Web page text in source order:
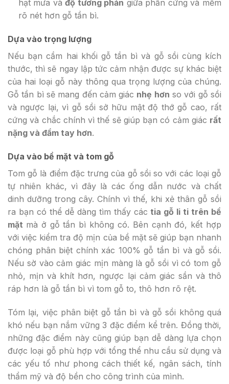
hạt mưa vàđộ tương phản giữa phần cứng và mềm
rõ nét hơn gỗ tần bì.
Dựa vào trọng lượng
Nếu bạn cầm hai khối gỗ tần bì và gỗ sồi cùng kích
thước, thì sẽ ngay lập tức cảm nhận được sự khác biệt
của hai loại gỗ này thông qua trọng lượng của chúng.
Gỗ tần bì sẽ mang đến cảm giác nhẹ hơn so với gỗ sồi
và ngược lại, vì gỗ sồi sở hữu mật độ thớ gỗ cao, rất
cứng và chắc chính vì thế sẽ giúp bạn có cảm giác rất
nặng và đầm tay hơn.
Dựa vào bề mặt và tom gỗ
Tom gỗ là điểm đặc trưng của gỗ sồi so với các loại gỗ
tự nhiên khác, vì đây là các ống dẫn nước và chất
dinh dưỡng trong cây. Chính vì thế, khi xẻ thân gỗ sồi
ra bạn có thể dễ dàng tìm thấy các tia gỗ li ti trên bề
mặt mà ở gỗ tần bì không có. Bên cạnh đó, kết hợp
với việc kiểm tra độ mịn của bề mặt sẽ giúp bạn nhanh
chóng phân biệt chính xác 100% gỗ tần bì và gỗ sồi.
Nếu sờ vào cảm giác mịn màng là gỗ sồi vì có tom gỗ
nhỏ, mịn và khít hơn, ngược lại cảm giác sần và thô
ráp hơn là gỗ tần bì vì tom gỗ to, thô hơn rõ rệt.
Tóm lại, việc phân biệt gỗ tần bì và gỗ sồi không quá
khó nếu bạn nắm vững 3 đặc điểm kể trên. Đồng thời,
những đặc điểm này cũng giúp bạn dễ dàng lựa chọn
được loại gỗ phù hợp với tổng thể nhu cầu sử dụng và
các yếu tố như phong cách thiết kế, ngân sách, tính
thẩm mỹ và độ bền cho công trình của mình.